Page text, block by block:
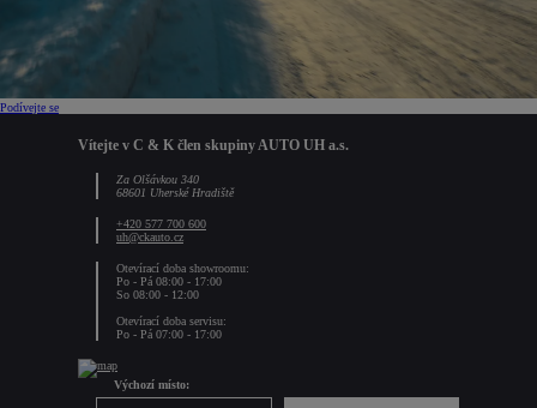
Podívejte se
Vítejte v C & K člen skupiny AUTO UH a.s.
Za Olšávkou 340
68601 Uherské Hradiště
+420 577 700 600
uh@ckauto.cz
Otevírací doba showroomu:
Po - Pá 08:00 - 17:00
So 08:00 - 12:00
Otevírací doba servisu:
Po - Pá 07:00 - 17:00
Výchozí místo: